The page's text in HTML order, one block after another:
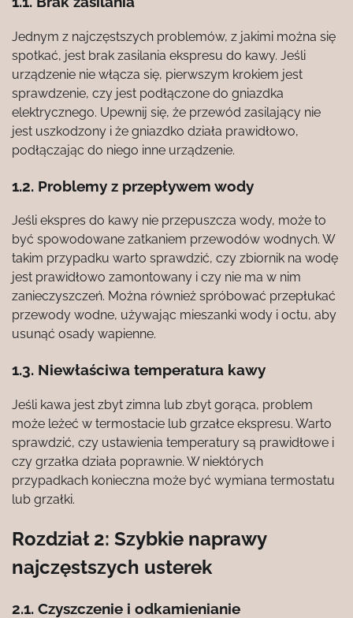
Jednym z najczęstszych problemów, z jakimi można się
spotkać, jest brak zasilania ekspresu do kawy. Jeśli
urządzenie nie włącza się, pierwszym krokiem jest
sprawdzenie, czy jest podłączone do gniazdka
elektrycznego. Upewnij się, że przewód zasilający nie
jest uszkodzony i że gniazdko działa prawidłowo,
podłączając do niego inne urządzenie.
1.2. Problemy z przepływem wody
Jeśli ekspres do kawy nie przepuszcza wody, może to
być spowodowane zatkaniem przewodów wodnych. W
takim przypadku warto sprawdzić, czy zbiornik na wodę
jest prawidłowo zamontowany i czy nie ma w nim
zanieczyszczeń. Można również spróbować przepłukać
przewody wodne, używając mieszanki wody i octu, aby
usunąć osady wapienne.
1.3. Niewłaściwa temperatura kawy
Jeśli kawa jest zbyt zimna lub zbyt gorąca, problem
może leżeć w termostacie lub grzałce ekspresu. Warto
sprawdzić, czy ustawienia temperatury są prawidłowe i
czy grzałka działa poprawnie. W niektórych
przypadkach konieczna może być wymiana termostatu
lub grzałki.
Rozdział 2: Szybkie naprawy
najczęstszych usterek
2.1. Czyszczenie i odkamienianie